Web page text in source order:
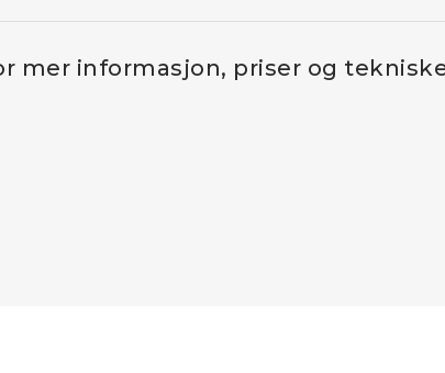
mer informasjon, priser og